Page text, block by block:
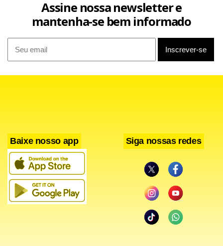
“Os vídeos que a senhora aparece jogando foram gravados
Assine nossa newsletter e
mantenha-se bem informado
Baixe nosso app Siga nossas redes